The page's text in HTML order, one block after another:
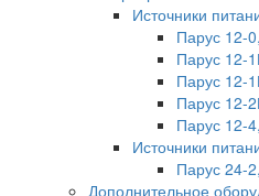
Источники
Парус 12-
Парус 12-
Парус 12-
Парус 12-
Парус 12-
Источники
Парус 24-
Дополнительное